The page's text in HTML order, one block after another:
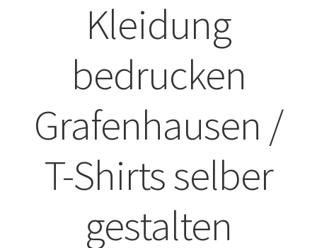
ABISHIRTS BEDRUCKEN Leonberg
ABISHIRTS BEDRUCKEN STUTTGART
Affenpinscher T-Shirts Kaufen selber gestalten und
Afghanischer Windhund T-Shirts Kaufen selber gestalten
Afrika T Shirts Kaufen – Motive selber gestalten und
Kleidung
bedrucken
Grafenhausen /
T-Shirts selber
gestalten